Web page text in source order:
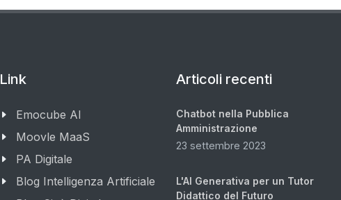
Link
Emocube AI
Moovle MaaS
PA Digitale
Blog Intelligenza Artificiale
Articoli recenti
Chatbot nella Pubblica
Amministrazione
23 settembre 2023
L'AI Generativa per un Tutor
Didattico del Futuro